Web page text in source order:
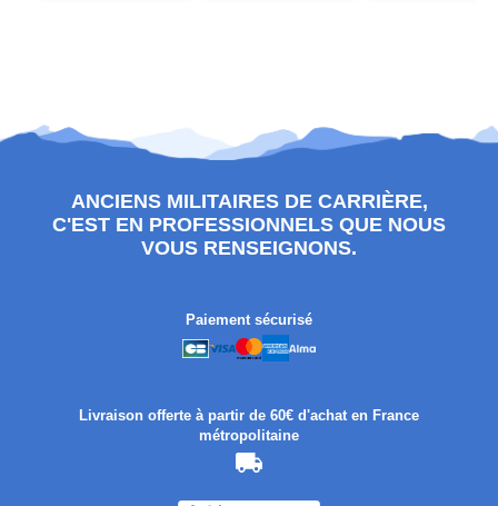
ANCIENS MILITAIRES DE CARRIÈRE,
C'EST EN PROFESSIONNELS QUE NOUS
VOUS RENSEIGNONS.
Paiement sécurisé
Livraison offerte à partir de 60€ d'achat en France
métropolitaine